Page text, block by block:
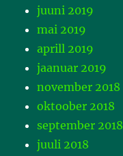
juuni 2019
mai 2019
aprill 2019
jaanuar 2019
november 2018
oktoober 2018
september 2018
juuli 2018